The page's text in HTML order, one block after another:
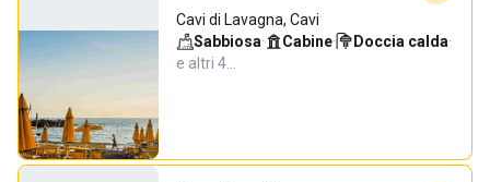
Cavi di Lavagna, Cavi
Sabbiosa· Cabine· Doccia calda·
e altri 4…